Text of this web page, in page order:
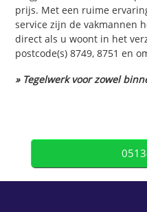
prijs. Met een ruime
service zijn de vakmannen
direct als u woont in het
postcode(s) 8749, 8751 en
» Tegelwerk voor zowel